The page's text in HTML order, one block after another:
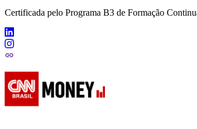
Certificada pelo Programa B3 de Formação